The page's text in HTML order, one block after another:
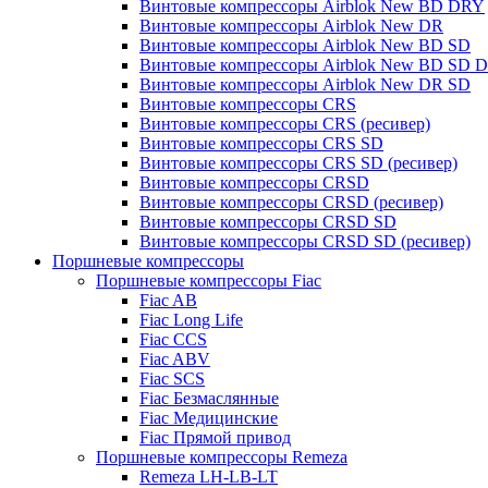
Винтовые компрессоры Airblok New BD DRY
Винтовые компрессоры Airblok New DR
Винтовые компрессоры Airblok New BD SD
Винтовые компрессоры Airblok New BD SD
Винтовые компрессоры Airblok New DR SD
Винтовые компрессоры CRS
Винтовые компрессоры CRS (ресивер)
Винтовые компрессоры CRS SD
Винтовые компрессоры CRS SD (ресивер)
Винтовые компрессоры CRSD
Винтовые компрессоры CRSD (ресивер)
Винтовые компрессоры CRSD SD
Винтовые компрессоры CRSD SD (ресивер)
Поршневые компрессоры
Поршневые компрессоры Fiac
Fiac AB
Fiac Long Life
Fiac CCS
Fiac ABV
Fiac SCS
Fiac Безмаслянные
Fiac Медицинские
Fiac Прямой привод
Поршневые компрессоры Remeza
Remeza LH-LB-LT